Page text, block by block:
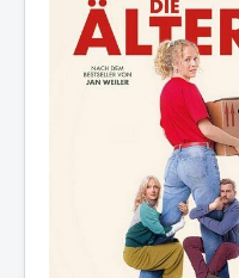
Über uns
Impressum